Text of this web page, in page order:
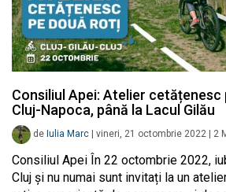
Consiliul Apei: Atelier cetățenesc
Cluj-Napoca, până la Lacul Gilău
de Iulia Marc vineri, 21 octombrie 2022 2
Consiliul Apei În 22 octombrie 2022,
Cluj și nu numai sunt invitați la un